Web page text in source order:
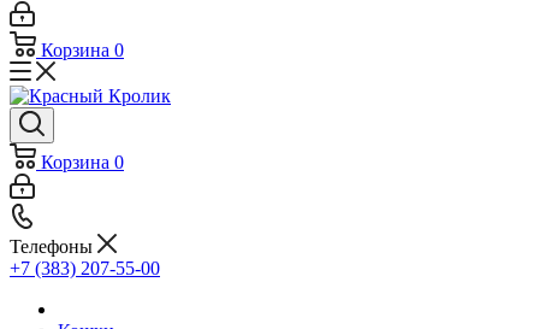
Корзина 0
Корзина 0
Телефоны
+7 (383) 207-55-00